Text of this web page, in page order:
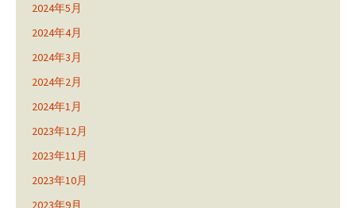
2024年5月
2024年4月
2024年3月
2024年2月
2024年1月
2023年12月
2023年11月
2023年10月
2023年9月